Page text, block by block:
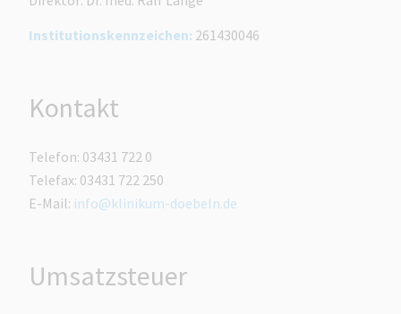
Institutionskennzeichen: 261430046
Kontakt
Telefon: 03431 722 0
Telefax: 03431 722 250
E-Mail: info@klinikum-doebeln.de
Umsatzsteuer